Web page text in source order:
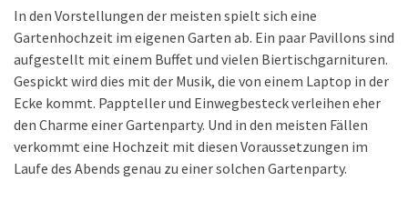
In den Vorstellungen der meisten spielt sich eine
Gartenhochzeit im eigenen Garten ab. Ein paar Pavillons sind
aufgestellt mit einem Buffet und vielen Biertischgarnituren.
Gespickt wird dies mit der Musik, die von einem Laptop in der
Ecke kommt. Pappteller und Einwegbesteck verleihen eher
den Charme einer Gartenparty. Und in den meisten Fällen
verkommt eine Hochzeit mit diesen Voraussetzungen im
Laufe des Abends genau zu einer solchen Gartenparty.